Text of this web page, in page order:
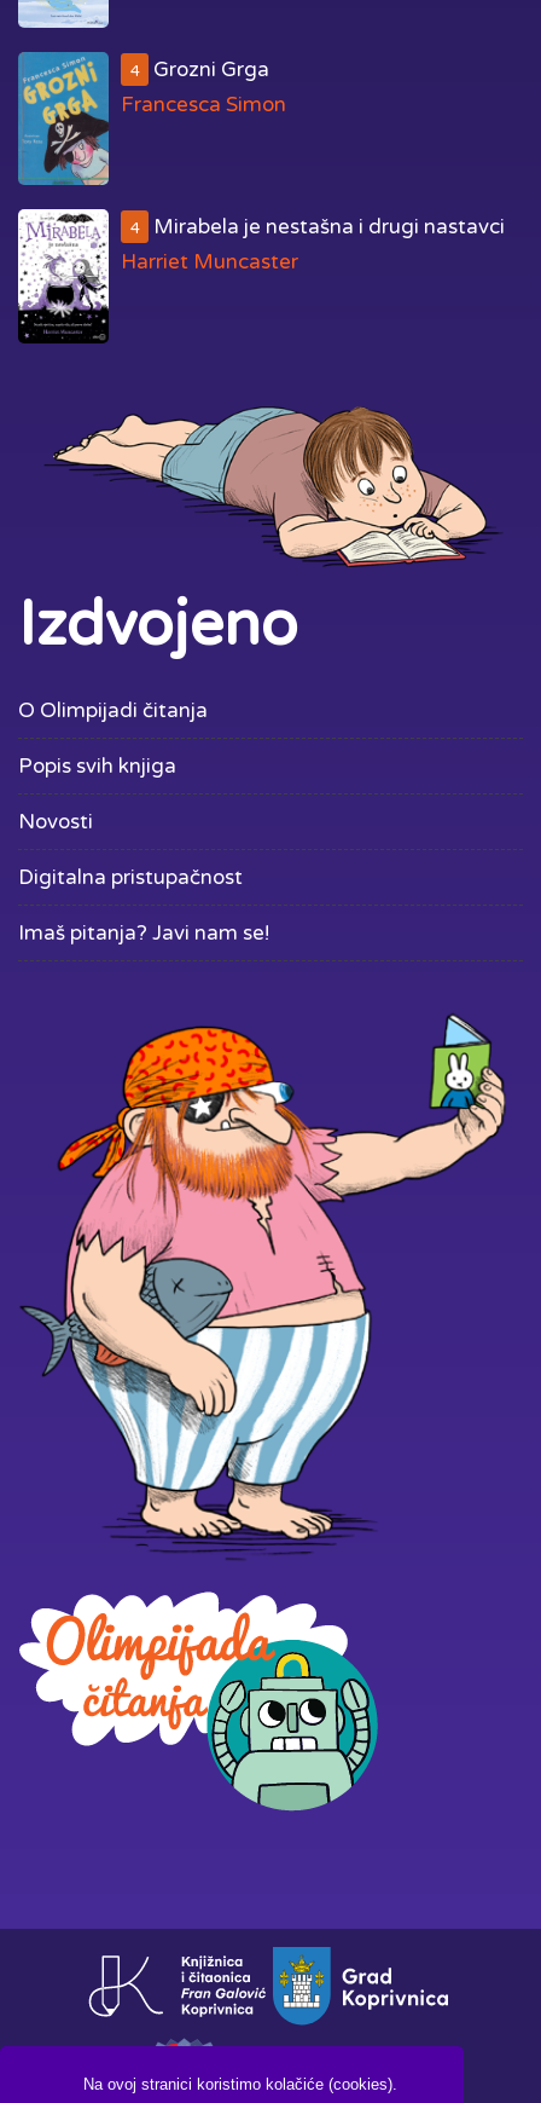
Na ovoj stranici koristimo kolačiće (cookies).
4
Grozni Grga
Francesca Simon
4
Mirabela je nestašna i drugi nastavci
Harriet Muncaster
Izdvojeno
O Olimpijadi čitanja
Popis svih knjiga
Novosti
Digitalna pristupačnost
Imaš pitanja? Javi nam se!